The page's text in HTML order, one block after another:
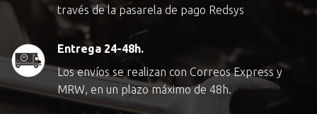
través de la pasarela de pago Redsys
Entrega 24-48h.
Los envíos se realizan con Correos Express y
MRW, en un plazo máximo de 48h.